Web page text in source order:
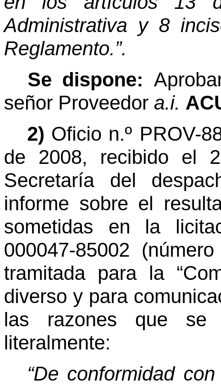
Administrativa y 8
Reglamento.”.
Se dispone:
señor Proveedor a.i.
2) Oficio n.º PROV-
de 2008, recibido el
Secretaría del
informe sobre el
sometidas en la
000047-85002
tramitada para la
diverso y para
las razones que se
literalmente:
“De conformidad